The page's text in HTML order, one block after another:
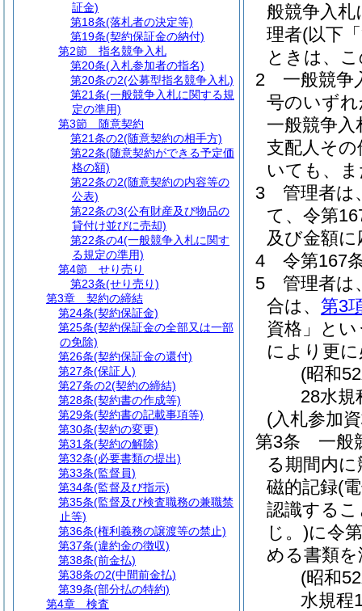
般競争入
理者(以下
ときは、
2
一般競争
号のいず
一般競争
支配人そ
いても、
3
管理者は
て、令第
及び金額
4
令第167
5
管理者は
合は、 第3
資格」とい
により更
(昭和
28水規
(入札参加
第3条
一般
る期間内
磁的記録(
認識する
じ。)に令
める書類
(昭和
水規程
証金)
第18条(落札者の決定等)
第19条(契約保証金の納付)
第2節
指名競争入札
第20条(入札参加者の指名)
第20条の2(公募型指名競争入札)
第21条(一般競争入札に関する規
定の準用)
第3節
随意契約
第21条の2(随意契約の相手方)
第22条(随意契約ができる予定価
格の額)
第22条の2(随意契約の内容等の
公表)
第22条の3(公有財産及び物品の
貸付け並びに売却)
第22条の4(一般競争入札に関す
る規定の準用)
第4節
せり売り
第23条(せり売り)
第3章
契約の締結
第24条(契約保証金)
第25条(契約保証金の全部又は一部
の免除)
第26条(契約保証金の還付)
第27条(保証人)
第27条の2(契約の締結)
第28条(契約書の作成等)
第29条(契約書の記載事項等)
第30条(契約の変更)
第31条(契約の解除)
第32条(必要書類の提出)
第33条(監督員)
第34条(監督及び指示)
第35条(監督及び検査職務の兼職禁
止等)
第36条(権利義務の譲渡等の禁止)
第37条(違約金の徴収)
第38条(前金払)
第38条の2(中間前金払)
第39条(部分払の特約)
第4章
検査